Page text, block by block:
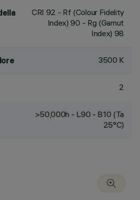
CRI 92 - Rf (Colour Fidelity
Index) 90 - Rg (Gamut
Index) 98
3500 K
2
>50,000h - L90 - B10 (Ta
25°C)